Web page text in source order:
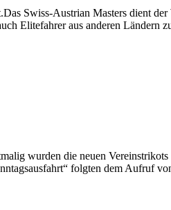
Swiss-Austrian Masters dient
Elitefahrer aus anderen Ländern
wurden die neuen
folgten dem Aufruf